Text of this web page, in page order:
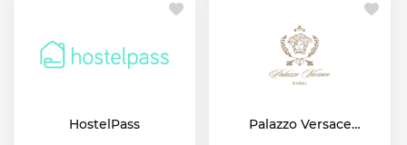
HostelPass
Palazzo Versace